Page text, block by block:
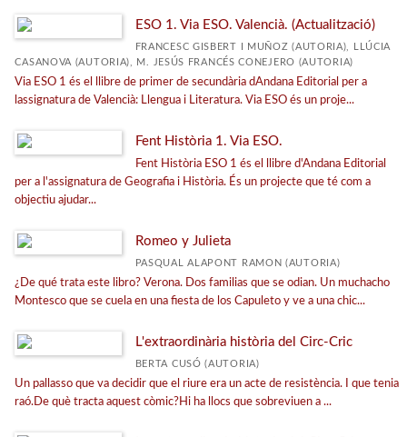
ESO 1. Via ESO. Valencià. (Actualització)
FRANCESC GISBERT I MUÑOZ (AUTORIA), LLÚCIA
CASANOVA (AUTORIA), M. JESÚS FRANCÉS CONEJERO (AUTORIA)
Via ESO 1 és el llibre de primer de secundària dAndana Editorial per a
lassignatura de Valencià: Llengua i Literatura. Via ESO és un proje...
Fent Història 1. Via ESO.
Fent Història ESO 1 és el llibre d'Andana Editorial
per a l'assignatura de Geografia i Història. És un projecte que té com a
objectiu ajudar...
Romeo y Julieta
PASQUAL ALAPONT RAMON (AUTORIA)
¿De qué trata este libro? Verona. Dos familias que se odian. Un muchacho
Montesco que se cuela en una fiesta de los Capuleto y ve a una chic...
L'extraordinària història del Circ-Cric
BERTA CUSÓ (AUTORIA)
Un pallasso que va decidir que el riure era un acte de resistència. I que tenia
raó.De què tracta aquest còmic?Hi ha llocs que sobreviuen a ...